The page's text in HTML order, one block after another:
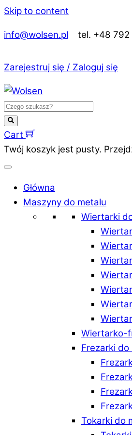
Skip to content
info@wolsen.pl tel. +48 792
Zarejestruj się / Zaloguj się
Cart
Twój koszyk jest pusty.
Główna
Maszyny do metalu
Wiertarki
Wiertarko-
Frezarki do
Tokarki do